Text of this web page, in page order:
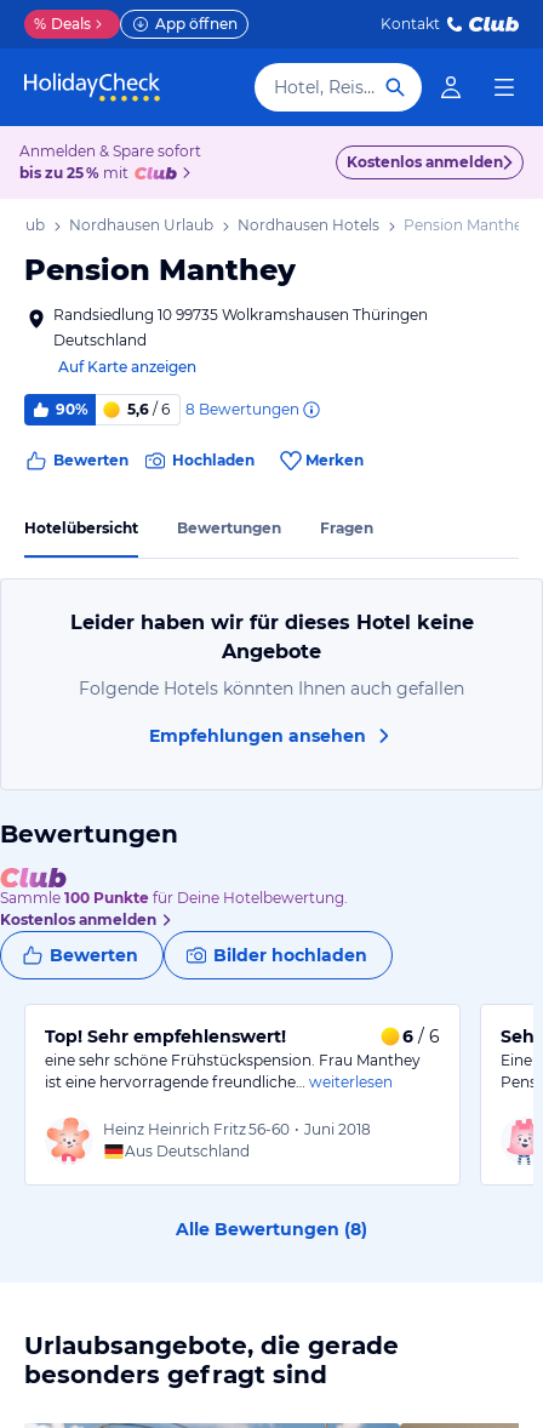
% Deals App öffnen Kontakt
Hotel, Reiseziel
Anmelden & Spare sofort
bis zu 25 % mit
Kostenlos anmelden
Nordhausen Urlaub Nordhausen Hotels Pension Manthey
Pension Manthey
Randsiedlung 10 99735 Wolkramshausen Thüringen
Deutschland
Auf Karte anzeigen
90% 5,6 / 6 8 Bewertungen
Bewerten Hochladen Merken
Hotelübersicht Bewertungen Fragen
Leider haben wir für dieses Hotel keine
Angebote
Folgende Hotels könnten Ihnen auch gefallen
Empfehlungen ansehen
Bewertungen
Sammle 100 Punkte für Deine Hotelbewertung.
Kostenlos anmelden
Bewerten Bilder hochladen
Top! Sehr empfehlenswert! 6 / 6
eine sehr schöne Frühstückspension. Frau Manthey
ist eine hervorragende freundliche…
weiterlesen
Heinz Heinrich Fritz56-60 • Juni 2018
Aus Deutschland
Eine
Alle Bewertungen (8)
Urlaubsangebote, die gerade
besonders gefragt sind